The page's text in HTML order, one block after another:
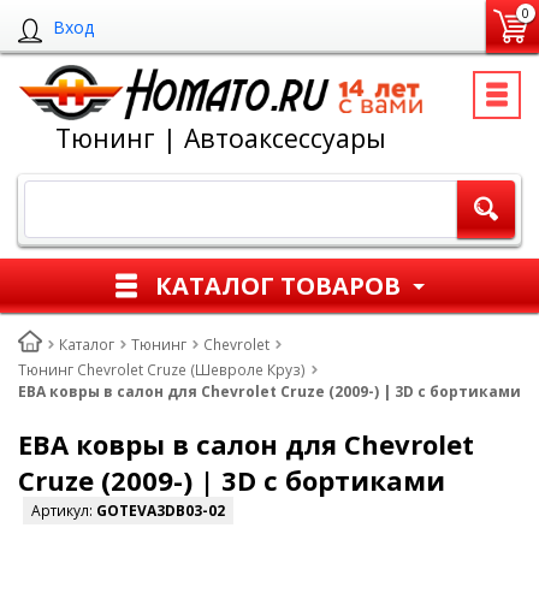
Вход
0
Тюнинг | Автоаксессуары
КАТАЛОГ ТОВАРОВ
Каталог Тюнинг
Chevrolet
Тюнинг Chevrolet Cruze (Шевроле Круз)
ЕВА ковры в салон для Chevrolet Cruze (2009-) | 3D с бортиками
ЕВА ковры в салон для Chevrolet
Cruze (2009-) | 3D с бортиками
Артикул: GOTEVA3DB03-02